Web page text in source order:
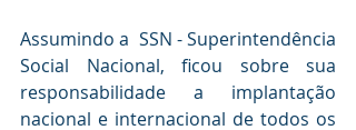
Assumindo a  SSN - Superintendência
Social Nacional, ficou sobre sua
responsabilidade a implantação
nacional e internacional de todos os